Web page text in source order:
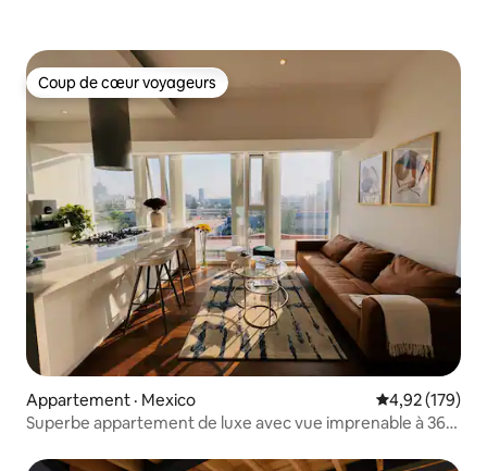
Coup de cœur voyageurs
Coup de cœur voyageurs
Appartement · Mexico Note
4,92 (179)
Superbe appartement de luxe avec vue imprenable à 360°